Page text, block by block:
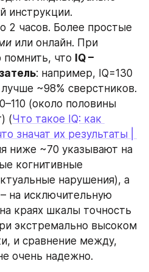
инструкции.
2 часов. Более простые
или онлайн. При
помнить, что IQ –
: например, IQ=130
лучше ~98% сверстников.
(около половины
(Что такое IQ: как
значат их результаты |
ниже ~70 указывают на
когнитивные
нарушения), а
на исключительную
краях шкалы точность
экстремально высоком
и сравнение между,
очень надежно.